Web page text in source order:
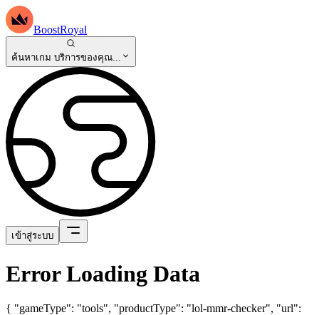
BoostRoyal
ค้นหาเกม บริการของคุณ...
เข้าสู่ระบบ
Error Loading Data
{ "gameType": "tools", "productType": "lol-mmr-checker", "url":